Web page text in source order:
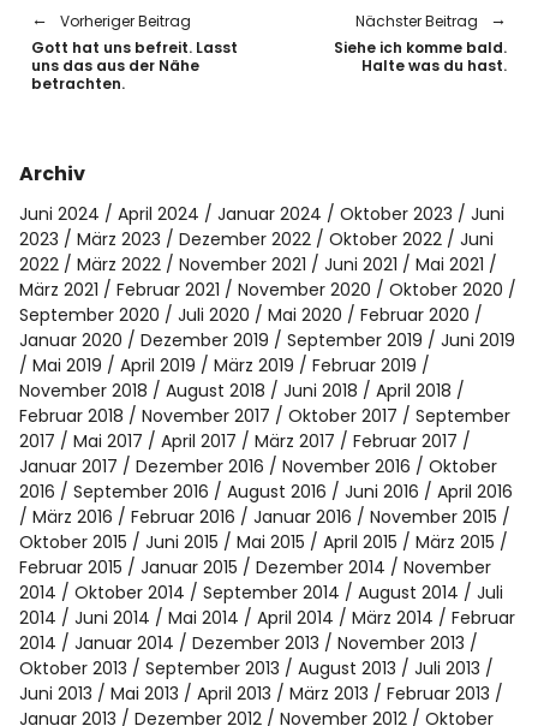
Vorheriger Beitrag
Gott hat uns befreit. Lasst
uns das aus der Nähe
betrachten.
Nächster Beitrag
Siehe ich komme bald.
Halte was du hast.
Archiv
Juni 2024 April 2024 Januar 2024 Oktober 2023
Juni
2023
März 2023 Dezember 2022 Oktober 2022
Juni
2022
März 2022 November 2021 Juni 2021
Mai 2021
März 2021
Februar 2021 November 2020
Oktober 2020
September 2020
Juli 2020 Mai 2020
Februar 2020
Januar 2020
Dezember 2019 September 2019
Juni 2019
Mai 2019
April 2019 März 2019
Februar 2019
November 2018
August 2018 Juni 2018
April 2018
Februar 2018
November 2017 Oktober 2017
September
2017
Mai 2017 April 2017 März 2017
Februar 2017
Januar 2017
Dezember 2016 November 2016
Oktober
2016
September 2016 August 2016 Juni 2016
April 2016
März 2016
Februar 2016 Januar 2016
November 2015
Oktober 2015
Juni 2015 Mai 2015 April 2015
März 2015
Februar 2015
Januar 2015 Dezember 2014
November
2014
Oktober 2014 September 2014 August 2014
Juli
2014
Juni 2014 Mai 2014 April 2014 März 2014
Februar
2014
Januar 2014 Dezember 2013
November 2013
Oktober 2013
September 2013 August 2013
Juli 2013
Juni 2013
Mai 2013 April 2013 März 2013
Februar 2013
Januar 2013
Dezember 2012 November 2012
Oktober